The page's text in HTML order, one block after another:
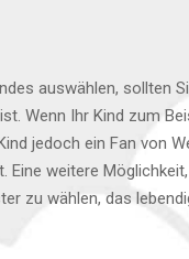
auswählen, sollten
Wenn Ihr Kind zum
jedoch ein Fan von
Eine weitere
zu wählen, das